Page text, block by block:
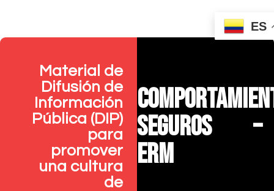
Material de
Difusión de
Información
Pública (DIP)
para
promover
una cultura
de
seguros –
ERM
ES